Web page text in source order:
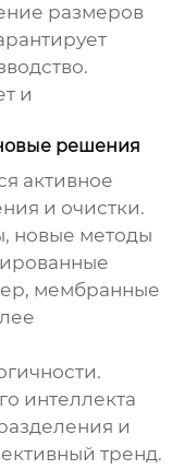
размеров
и
решения
активное
и очистки.
новые методы
мембранные
интеллекта
и
тренд.